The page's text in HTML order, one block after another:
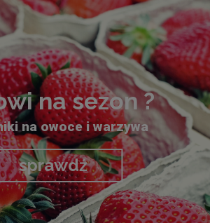
na sezon ?
na owoce i warzywa
sprawdź